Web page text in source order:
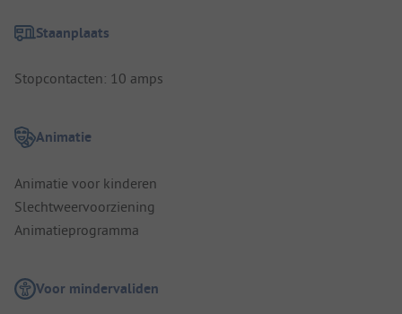
Staanplaats
Stopcontacten: 10 amps
Animatie
Animatie voor kinderen
Slechtweervoorziening
Animatieprogramma
Voor mindervaliden